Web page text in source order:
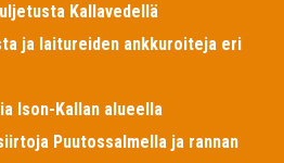
Kallavedellä
ja laitureiden ankkuroiteja eri
Ison-Kallan alueella
Puutossalmella ja rannan